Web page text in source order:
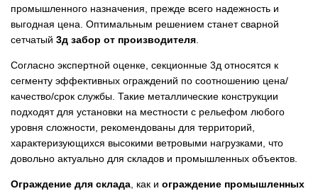
промышленного назначения, прежде всего надежность и
выгодная цена. Оптимальным решением станет сварной
сетчатый 3д забор от производителя.
Согласно экспертной оценке, секционные 3д относятся к
сегменту эффективных ограждений по соотношению цена/
качество/срок службы. Такие металлические конструкции
подходят для установки на местности с рельефом любого
уровня сложности, рекомендованы для территорий,
характеризующихся высокими ветровыми нагрузками, что
довольно актуально для складов и промышленных объектов.
Ограждение для склада, как и ограждение промышленных